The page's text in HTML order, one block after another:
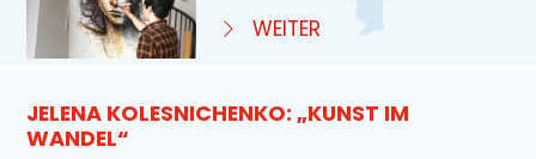
WEITER
JELENA KOLESNICHENKO: „KUNST IM
WANDEL“